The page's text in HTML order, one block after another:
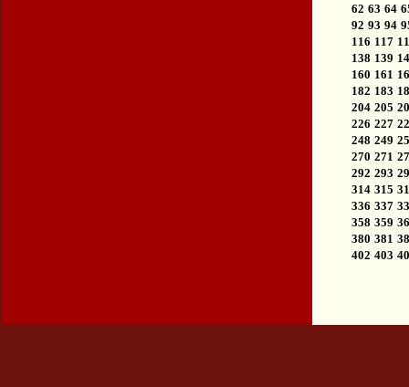
62 63 64
92 93 94
116 117
138 139
160 161
182 183
204 205
226 227
248 249
270 271
292 293
314 315
336 337
358 359
380 381
402 403